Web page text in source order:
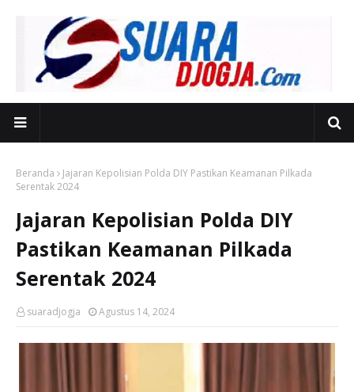
Beranda
Jajaran Kepolisian Polda DIY Pastikan Keamanan Pilkada
Serentak 2024
Jajaran Kepolisian Polda DIY
Pastikan Keamanan Pilkada
Serentak 2024
suaradjogja Agustus 14, 2024